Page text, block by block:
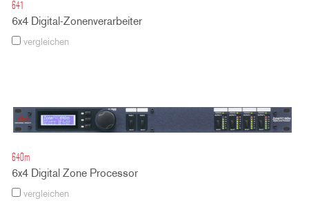
641
6x4 Digital-Zonenverarbeiter
vergleichen
640m
6x4 Digital Zone Processor
vergleichen